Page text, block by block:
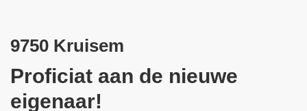
9750 Kruisem
Proficiat aan de nieuwe
eigenaar!